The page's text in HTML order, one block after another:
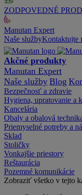
ZODPOVEDNÉ
Manutan Expert
Naše službyKontaktujte
Akčné produkty
Manutan Expert
Naše služby Blog
Bezpečnosť a zdravie
Hygiena, upratovanie a
Kancelária
Obaly a obalová
Priemyselné potreby a
Sklad
Stoličky
Vonkajšie priestory
Reštaurácia
Pozemné komunikácie
Zobraziť všetko v tejto